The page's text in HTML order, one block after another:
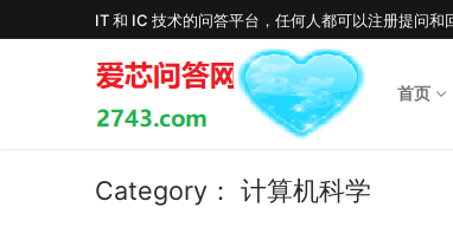
IT 和 IC 技术的问答平台，任何人都可以注册提问和
首页
Category： 计算机科学